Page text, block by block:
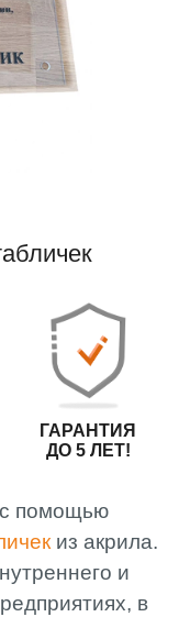
ГАРАНТИЯ
ДО 5 ЛЕТ!
с помощью
из акрила.
и
в